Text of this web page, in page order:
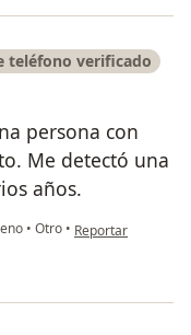
teléfono verificado
persona con
Me detectó una
años.
• Otro • en opinión del
Reportar